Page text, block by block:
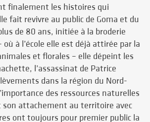
finalement les histoires qui
fait revivre au public de Goma et du
de 80 ans, initiée à la broderie
où à l’école elle est déjà attirée par la
et florales – elle dépeint les
l’assassinat de Patrice
dans la région du Nord-
des ressources naturelles
son attachement au territoire avec
ont toujours pour premier public la